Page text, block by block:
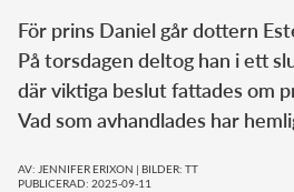
För prins Daniel går dottern
På torsdagen deltog han i ett
där viktiga beslut fattades om
Vad som avhandlades har
AV: JENNIFER ERIXON | BILDER: TT
PUBLICERAD: 2025-09-11